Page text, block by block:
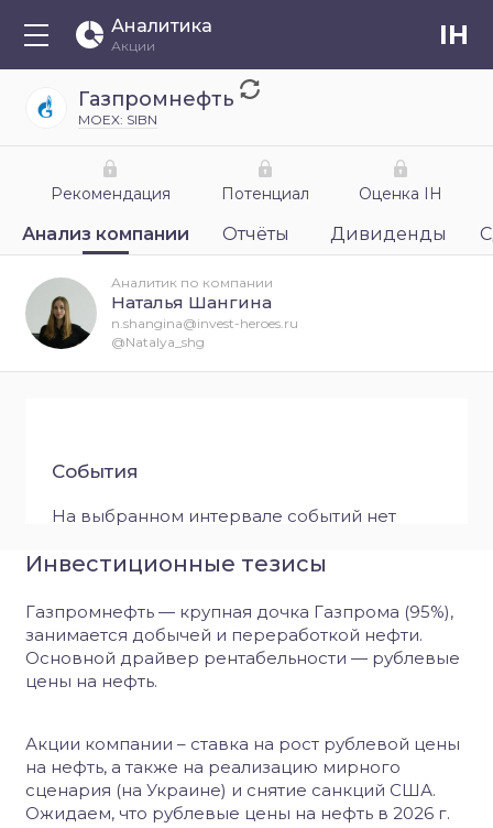
Аналитика
Акции IH
Газпромнефть
MOEX: SIBN
Рекомендация Потенциал Оценка IH
Анализ компании Отчёты Дивиденды
События
На выбранном интервале событий нет
Инвестиционные тезисы
Газпромнефть — крупная дочка Газпрома (95%),
занимается добычей и переработкой нефти.
Основной драйвер рентабельности — рублевые
цены на нефть.
Акции компании – ставка на рост рублевой цены
на нефть, а также на реализацию мирного
сценария (на Украине) и снятие санкций США.
Ожидаем, что рублевые цены на нефть в 2026 г.
Аналитик по компании
Наталья Шангина
n.shangina@invest-heroes.ru
@Natalya_shg